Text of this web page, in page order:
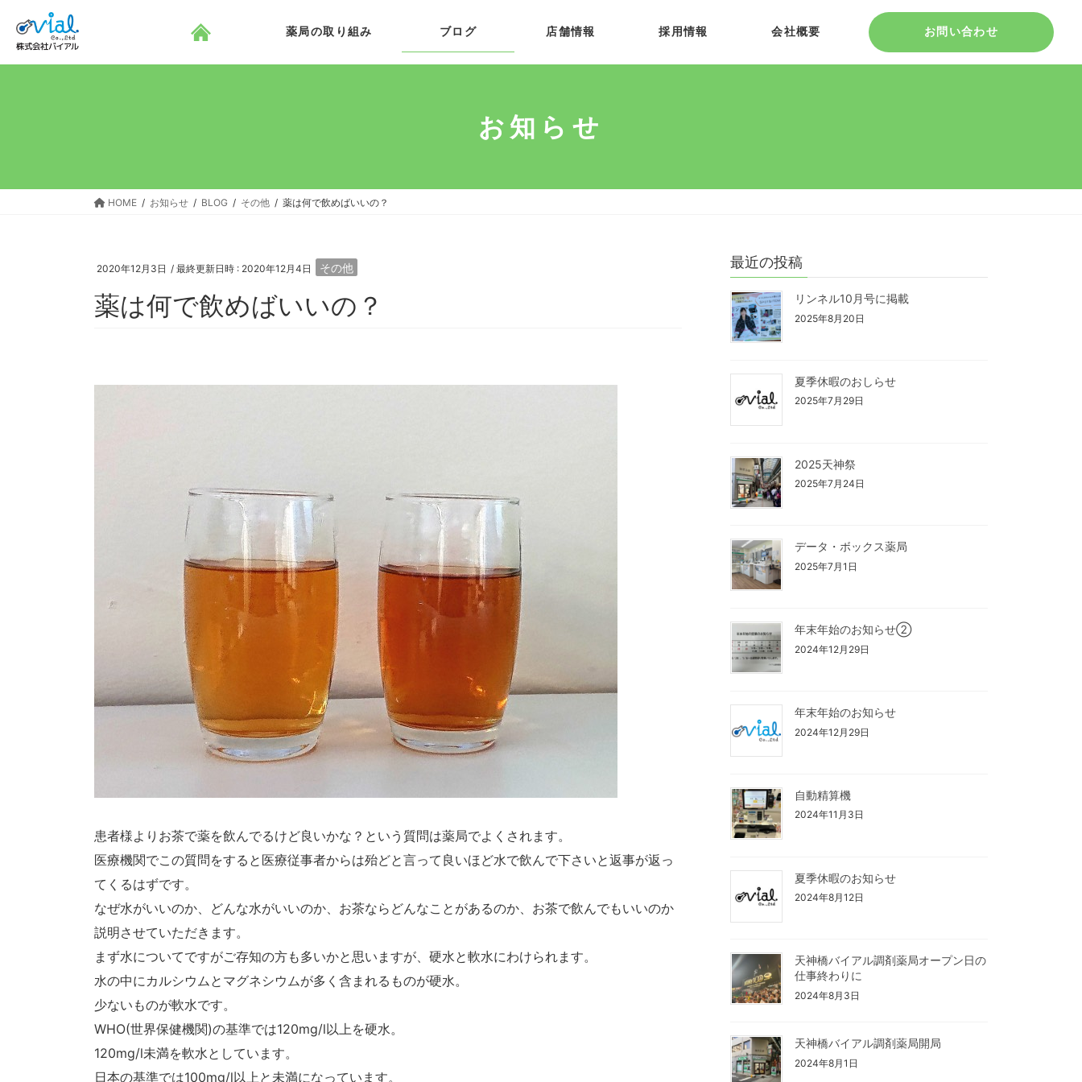
ン
プ
ー
動
薬局の取り組み ブログ 店舗情報 採用情報 会社概要 お問い合わせ
お知らせ
HOME お知らせ BLOG その他 薬は何で飲めばいいの？
2020年12月3日 / 最終更新日時 : 2020年12月4日 その他
薬は何で飲めばいいの？
患者様よりお茶で薬を飲んでるけど良いかな？という質問は薬局でよくされます。
医療機関でこの質問をすると医療従事者からは殆どと言って良いほど水で飲んで下さいと返事が返っ
てくるはずです。
なぜ水がいいのか、どんな水がいいのか、お茶ならどんなことがあるのか、お茶で飲んでもいいのか
説明させていただきます。
まず水についてですがご存知の方も多いかと思いますが、硬水と軟水にわけられます。
水の中にカルシウムとマグネシウムが多く含まれるものが硬水。
少ないものが軟水です。
WHO(世界保健機関)の基準では120mg/l以上を硬水。
120mg/l未満を軟水としています。
日本の基準では100mg/l以上と未満になっています。
最近の投稿
リンネル10月号に掲載
2025年8月20日
夏季休暇のおしらせ
2025年7月29日
2025天神祭
2025年7月24日
データ・ボックス薬局
2025年7月1日
年末年始のお知らせ②
2024年12月29日
年末年始のお知らせ
2024年12月29日
自動精算機
2024年11月3日
夏季休暇のお知らせ
2024年8月12日
天神橋バイアル調剤薬局オープン日の
仕事終わりに
2024年8月3日
天神橋バイアル調剤薬局開局
2024年8月1日